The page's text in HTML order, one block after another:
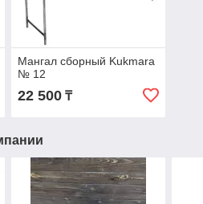
Мангал сборный Kukmara
№ 12
22 500₸